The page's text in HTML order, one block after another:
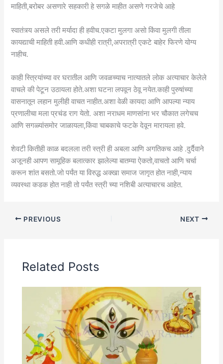
माहिती,बरोबर असणारे सहकारी हे सगळे माहीत असणे गरजेचे आहे
स्वातंत्र्य असले तरी मर्यादा ही हवीच.एकटा मुलगा असो किंवा मुलगी तीला
कायद्याची माहिती हवी.आणि कधीही रात्री,अपरात्री एकटे बाहेर फिरणे योग्य
नाहीच.
काही स्त्रियांच्या वर घरातील आणि जवळच्याच नात्यातले लोक अत्याचार केलेले
वाचले की पेटून उठायला होते.अशा घटना लपवून ठेवू नयेत.काही पुरुषांच्या
वासनातून लहान मुलीही वाचत नाहीत.अशा वेळी कायदा आणि आपल्या न्याय
प्रणालीचा मला प्रचंड राग येतो. अशा नराधम माणसांना भर चौकात लगेचच
आणि सगळ्यांसमोर जाळायला,किंवा चाबकाचे फटके देवून मारायला हवे.
शेवटी कितीही काळ बदलला तरी स्त्री ही अबला आणि अगतिकच आहे .दुर्दैवाने
अजूनही आपण सामूहिक बलात्कार झालेल्या बातम्या ऐकतो,वाचतो आणि चर्चा
करून शांत बसतो.जो पर्यंत या विरुद्ध अक्खा समाज जागृत होत नाही,न्याय
व्यवस्था कडक होत नाही तो पर्यंत स्त्री च्या नशिबी अत्याचारच आहेत.
PREVIOUS NEXT
Related Posts